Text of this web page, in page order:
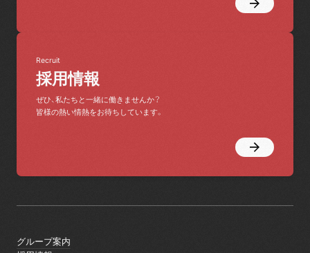
採用情報
Recruit
ぜひ、私たちと一緒に働きませんか？
皆様の熱い情熱をお待ちしています。
グループ案内